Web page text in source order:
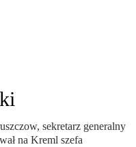
sekretarz generalny
na Kreml szefa